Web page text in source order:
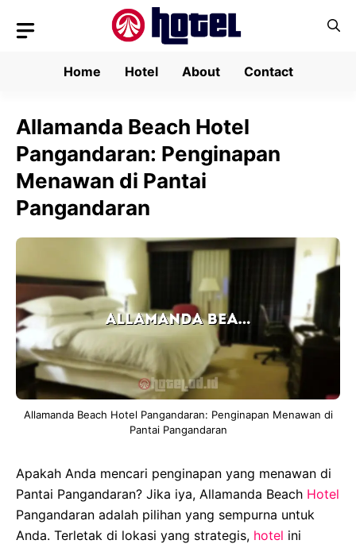
Home
Hotel About Contact
Allamanda Beach Hotel
Pangandaran: Penginapan
Menawan di Pantai
Pangandaran
Allamanda Beach Hotel Pangandaran: Penginapan Menawan di
Pantai Pangandaran
Apakah Anda mencari penginapan yang menawan di
Pantai Pangandaran? Jika iya, Allamanda Beach Hotel
Pangandaran adalah pilihan yang sempurna untuk
Anda. Terletak di lokasi yang strategis, hotel ini